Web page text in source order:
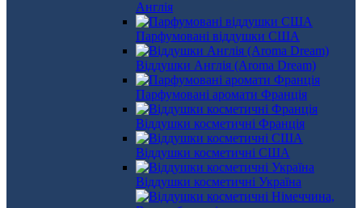
Англія
Парфумовані віддушки США
Віддушки Англія (Aroma Dream)
Парфумовані аромати Франція
Віддушки косметичні Франція
Віддушки косметичні США
Віддушки косметичні Україна